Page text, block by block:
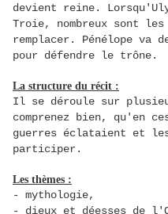
devient reine.
Troie, nombreux sont
remplacer. Pénélope va
pour défendre le trône.
La structure du récit :
Il se déroule sur
comprenez bien, qu'en
guerres éclataient et les
participer.
Les thèmes :
- mythologie,
- dieux et déesses de